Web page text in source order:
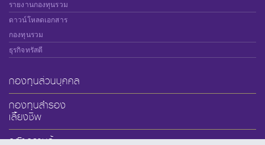
รายงานกองทุนรวม
ดาวน์โหลดเอกสาร
กองทุนรวม
ธุรกิจทรัสตี
กองทุนส่วนบุคคล
กองทุนสำรอง
เลี้ยงชีพ
คลังความรู้